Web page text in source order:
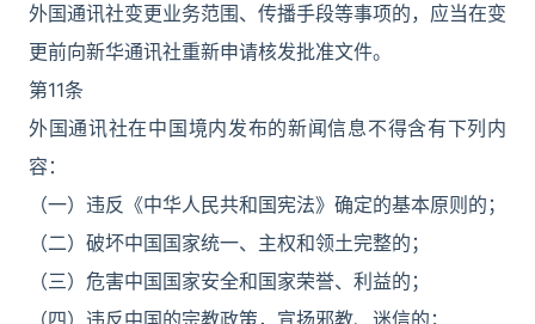
外国通讯社变更业务范围、传播手段等事项的，应当在变
更前向新华通讯社重新申请核发批准文件。
第11条
外国通讯社在中国境内发布的新闻信息不得含有下列内
容：
（一）违反《中华人民共和国宪法》确定的基本原则的；
（二）破坏中国国家统一、主权和领土完整的；
（三）危害中国国家安全和国家荣誉、利益的；
（四）违反中国的宗教政策，宣扬邪教、迷信的；